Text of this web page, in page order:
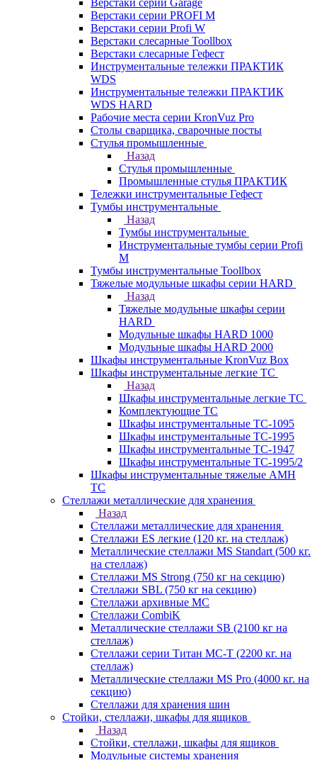
Верстаки серии Garage
Верстаки серии PROFI M
Верстаки серии Profi W
Верстаки слесарные Toollbox
Верстаки слесарные Гефест
Инструментальные тележки ПРАКТИК
WDS
Инструментальные тележки ПРАКТИК
WDS HARD
Рабочие места серии KronVuz Pro
Столы сварщика, сварочные посты
Стулья промышленные
Назад
Стулья промышленные
Промышленные стулья ПРАКТИК
Тележки инструментальные Гефест
Тумбы инструментальные
Назад
Тумбы инструментальные
Инструментальные тумбы серии Profi
M
Тумбы инструментальные Toollbox
Тяжелые модульные шкафы серии HARD
Назад
Тяжелые модульные шкафы серии
HARD
Модульные шкафы HARD 1000
Модульные шкафы HARD 2000
Шкафы инструментальные KronVuz Box
Шкафы инструментальные легкие ТС
Назад
Шкафы инструментальные легкие ТС
Комплектующие ТС
Шкафы инструментальные TC-1095
Шкафы инструментальные TC-1995
Шкафы инструментальные ТС-1947
Шкафы инструментальные ТС-1995/2
Шкафы инструментальные тяжелые AMH
TC
Стеллажи металлические для хранения
Назад
Стеллажи металлические для хранения
Стеллажи ES легкие (120 кг. на стеллаж)
Металлические стеллажи MS Standart (500 кг.
на стеллаж)
Стеллажи MS Strong (750 кг на секцию)
Стеллажи SBL (750 кг на секцию)
Стеллажи архивные МС
Стеллажи CombiK
Металлические стеллажи SB (2100 кг на
стеллаж)
Стеллажи серии Титан МС-Т (2200 кг. на
стеллаж)
Металлические стеллажи MS Pro (4000 кг. на
секцию)
Стеллажи для хранения шин
Стойки, стеллажи, шкафы для ящиков
Назад
Стойки, стеллажи, шкафы для ящиков
Модульные системы хранения